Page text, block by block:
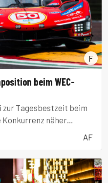
F
beim WEC-
Tagesbestzeit beim
näher
AF